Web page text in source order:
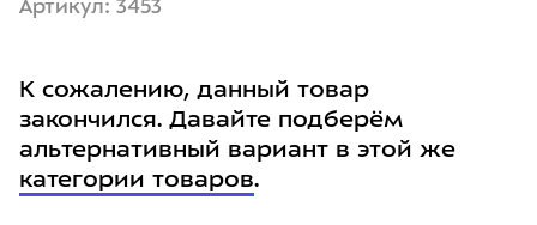
Артикул: 3453
К сожалению, данный товар
закончился. Давайте подберём
альтернативный вариант в этой же
категории товаров.